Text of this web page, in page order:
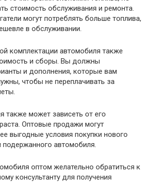
стоимость обслуживания и ремонта.
могут потреблять больше топлива,
в обслуживании.
комплектации автомобиля также
и сборы. Вы должны
и дополнения, которые вам
чтобы не переплачивать за
также может зависеть от его
Оптовые продажи могут
выгодные условия покупки нового
подержанного автомобиля.
оптом желательно обратиться к
консультанту для получения